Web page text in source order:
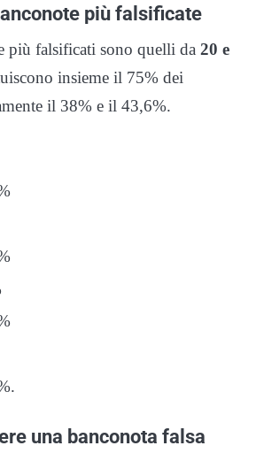
più falsificate
più falsificati sono quelli da 20 e
insieme il 75% dei
il 38% e il 43,6%.
una banconota falsa